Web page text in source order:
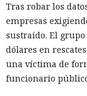
Tras robar los
empresas
sustraído. El
dólares en
una víctima de
funcionario